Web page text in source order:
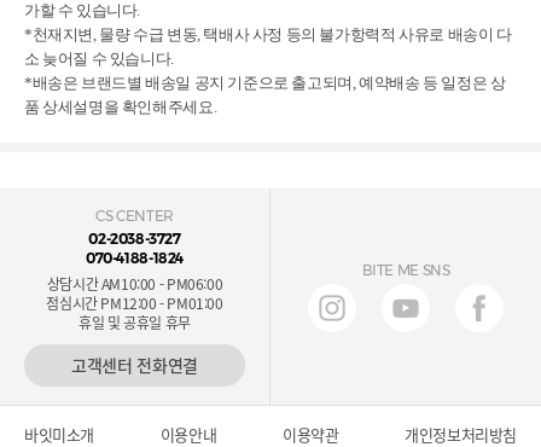
가할 수 있습니다.
*천재지변, 물량 수급 변동, 택배사 사정 등의 불가항력적 사유로 배송이 다
소 늦어질 수 있습니다.
*배송은 브랜드별 배송일 공지 기준으로 출고되며, 예약배송 등 일정은 상
품 상세설명을 확인해주세요.
CS CENTER
02-2038-3727
070-4188-1824
상담시간 AM10:00 - PM06:00
점심시간 PM12:00 - PM01:00
휴일 및 공휴일 휴무
고객센터 전화연결
BITE ME SNS
바잇미소개 이용안내 이용약관 개인정보처리방침